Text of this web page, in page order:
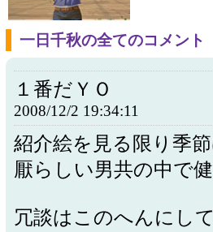
一日千秋の全てのコメント
１番だＹＯ
2008/12/2 19:34:11
紹介絵を見る限り季
厭らしい男共の中で
冗談はこのへんにし